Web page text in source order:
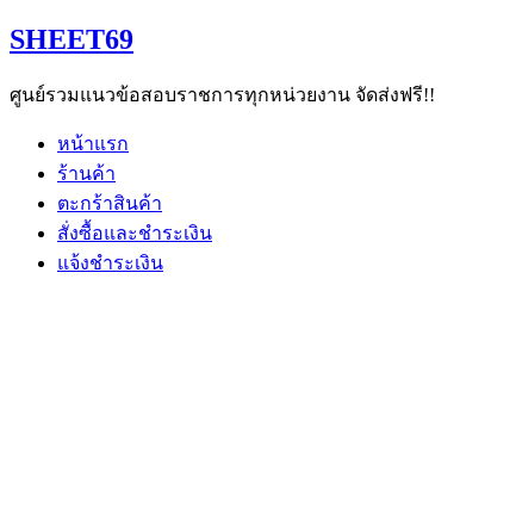
Skip
to
SHEET69
ศูนย์รวมแนวข้อสอบราชการทุกหน่วยงาน จัดส่งฟรี!!
หน้าแรก
ร้านค้า
ตะกร้าสินค้า
สั่งซื้อและชำระเงิน
แจ้งชำระเงิน